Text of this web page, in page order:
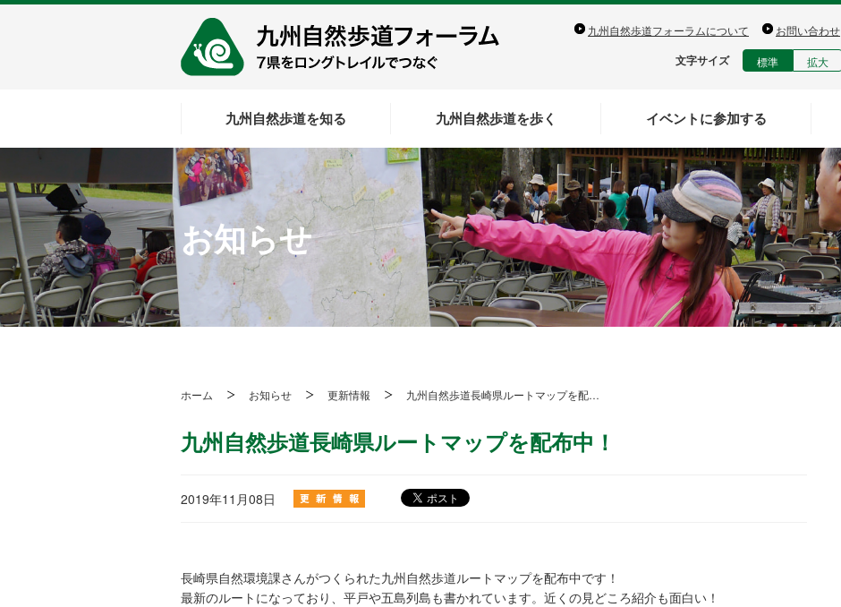
九州自然歩道フォーラムについて お問い合わせ
文字サイズ 標準 拡大
九州自然歩道を知る 九州自然歩道を歩く イベントに参加する
お知らせ
ホーム お知らせ 更新情報 九州自然歩道長崎県ルートマップを配…
九州自然歩道長崎県ルートマップを配布中！
2019年11月08日
長崎県自然環境課さんがつくられた九州自然歩道ルートマップを配布中です！
最新のルートになっており、平戸や五島列島も書かれています。近くの見どころ紹介も面白い！